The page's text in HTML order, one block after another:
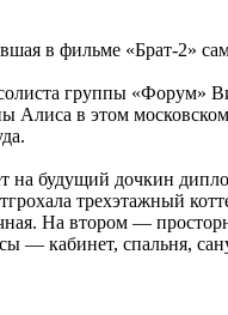
в фильме «Брат-2»
группы «Форум»
Алиса в этом
на будущий дочкин
трехэтажный
На втором —
— кабинет, спальня,